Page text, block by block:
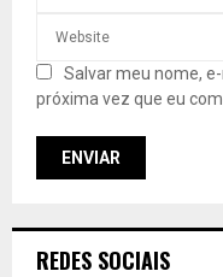
Salvar meu nome,
próxima vez que eu
REDES SOCIAIS